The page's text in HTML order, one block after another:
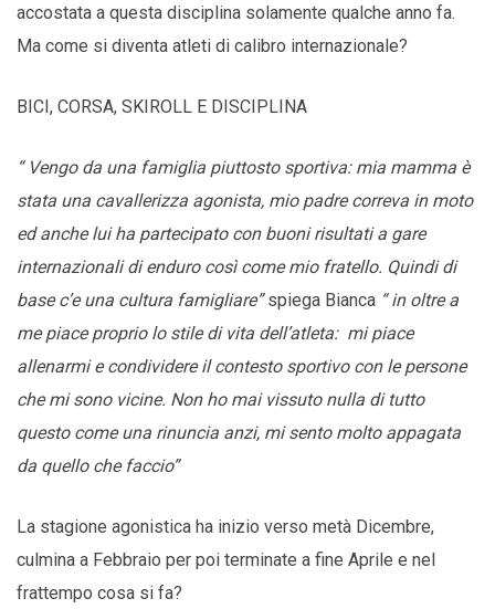
accostata a questa disciplina solamente qualche anno fa.
Ma come si diventa atleti di calibro internazionale?
BICI, CORSA, SKIROLL E DISCIPLINA
“ Vengo da una famiglia piuttosto sportiva: mia mamma è
stata una cavallerizza agonista, mio padre correva in moto
ed anche lui ha partecipato con buoni risultati a gare
internazionali di enduro così come mio fratello. Quindi di
base c’e una cultura famigliare”spiega Bianca “ in oltre a
me piace proprio lo stile di vita dell’atleta: mi piace
allenarmi e condividere il contesto sportivo con le persone
che mi sono vicine. Non ho mai vissuto nulla di tutto
questo come una rinuncia anzi, mi sento molto appagata
da quello che faccio”
La stagione agonistica ha inizio verso metà Dicembre,
culmina a Febbraio per poi terminate a fine Aprile e nel
frattempo cosa si fa?